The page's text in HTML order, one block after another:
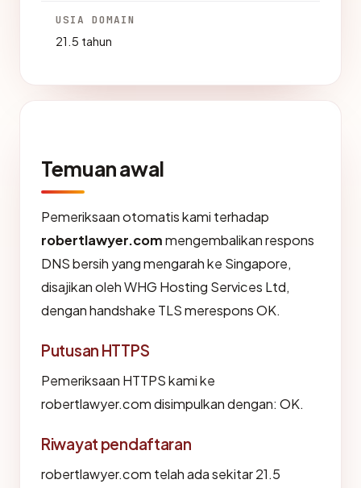
USIA DOMAIN
21.5 tahun
Temuan awal
Pemeriksaan otomatis kami terhadap
robertlawyer.commengembalikan respons
DNS bersih yang mengarah ke Singapore,
disajikan oleh WHG Hosting Services Ltd,
dengan handshake TLS merespons OK.
Putusan HTTPS
Pemeriksaan HTTPS kami ke
robertlawyer.com disimpulkan dengan: OK.
Riwayat pendaftaran
robertlawyer.com telah ada sekitar 21.5